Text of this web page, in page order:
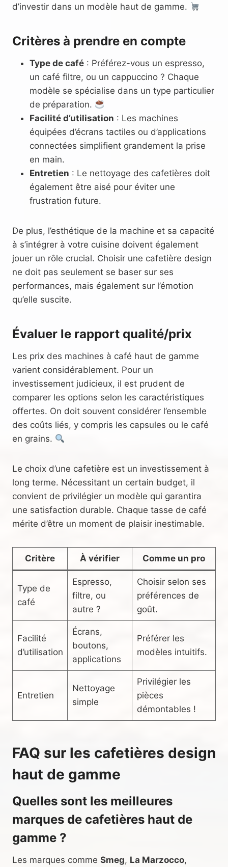
d’investir dans un modèle haut de gamme.
Critères à prendre en compte
Type de café : Préférez-vous un espresso,
un café filtre, ou un cappuccino ? Chaque
modèle se spécialise dans un type particulier
de préparation.
Facilité d’utilisation : Les machines
équipées d’écrans tactiles ou d’applications
connectées simplifient grandement la prise
en main.
Entretien : Le nettoyage des cafetières doit
également être aisé pour éviter une
frustration future.
De plus, l’esthétique de la machine et sa capacité
à s’intégrer à votre cuisine doivent également
jouer un rôle crucial. Choisir une cafetière design
ne doit pas seulement se baser sur ses
performances, mais également sur l’émotion
qu’elle suscite.
Évaluer le rapport qualité/prix
Les prix des machines à café haut de gamme
varient considérablement. Pour un
investissement judicieux, il est prudent de
comparer les options selon les caractéristiques
offertes. On doit souvent considérer l’ensemble
des coûts liés, y compris les capsules ou le café
en grains.
Le choix d’une cafetière est un investissement à
long terme. Nécessitant un certain budget, il
convient de privilégier un modèle qui garantira
une satisfaction durable. Chaque tasse de café
mérite d’être un moment de plaisir inestimable.
Critère À vérifier Comme un pro
Type de
café
Espresso,
filtre, ou
autre ?
Choisir selon ses
préférences de
goût.
Facilité
d’utilisation
Écrans,
boutons,
applications
Préférer les
modèles intuitifs.
Entretien
Nettoyage
simple
Privilégier les
pièces
démontables !
FAQ sur les cafetières design
haut de gamme
Quelles sont les meilleures
marques de cafetières haut de
gamme ?
Les marques comme Smeg, La Marzocco,